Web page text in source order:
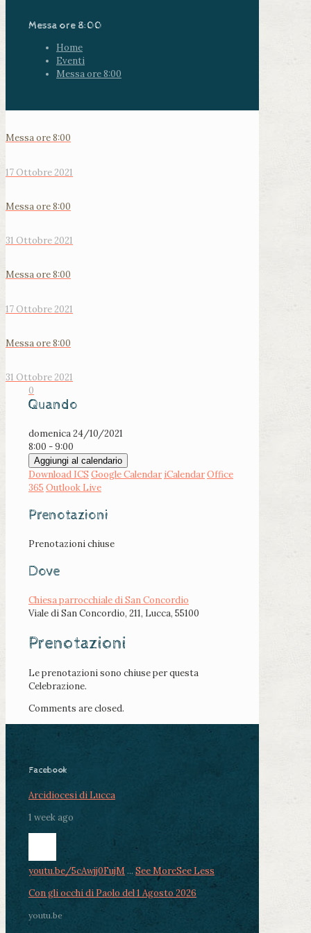
Messa ore 8:00
Home
Eventi
Messa ore 8:00
Messa ore 8:00
17 Ottobre 2021
Messa ore 8:00
31 Ottobre 2021
Messa ore 8:00
17 Ottobre 2021
Messa ore 8:00
31 Ottobre 2021
0
Quando
domenica 24/10/2021
8:00 - 9:00
Aggiungi al calendario
Download ICS Google Calendar iCalendarOffice
365 Outlook Live
Prenotazioni
Prenotazioni chiuse
Dove
Chiesa parrocchiale di San Concordio
Viale di San Concordio, 211, Lucca, 55100
Prenotazioni
Le prenotazioni sono chiuse per questa
Celebrazione.
Comments are closed.
Facebook
Arcidiocesi di Lucca
1 week ago
youtu.be/5cAwjj0FujM ... See MoreSee Less
Con gli occhi di Paolo del 1 Agosto 2026
youtu.be